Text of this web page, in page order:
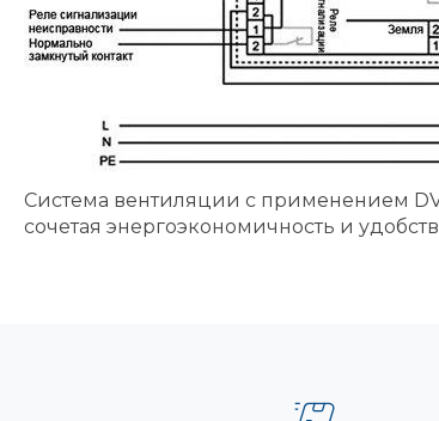
Система вентиляции с применением
сочетая энергоэкономичность и